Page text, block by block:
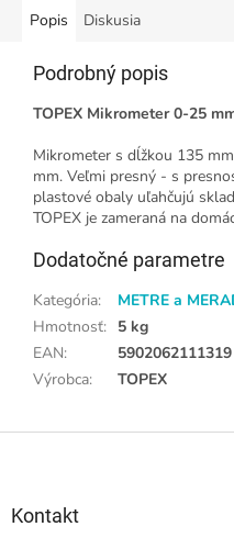
Popis Diskusia
Podrobný popis
TOPEX Mikrometer 0-25
Mikrometer s dĺžkou 135
mm. Veľmi presný - s
plastové obaly uľahčujú
TOPEX je zameraná na
Dodatočné parametre
Kategória:
METRE a
Hmotnosť: 5 kg
EAN:
5902062111319
Výrobca: TOPEX
Kontakt